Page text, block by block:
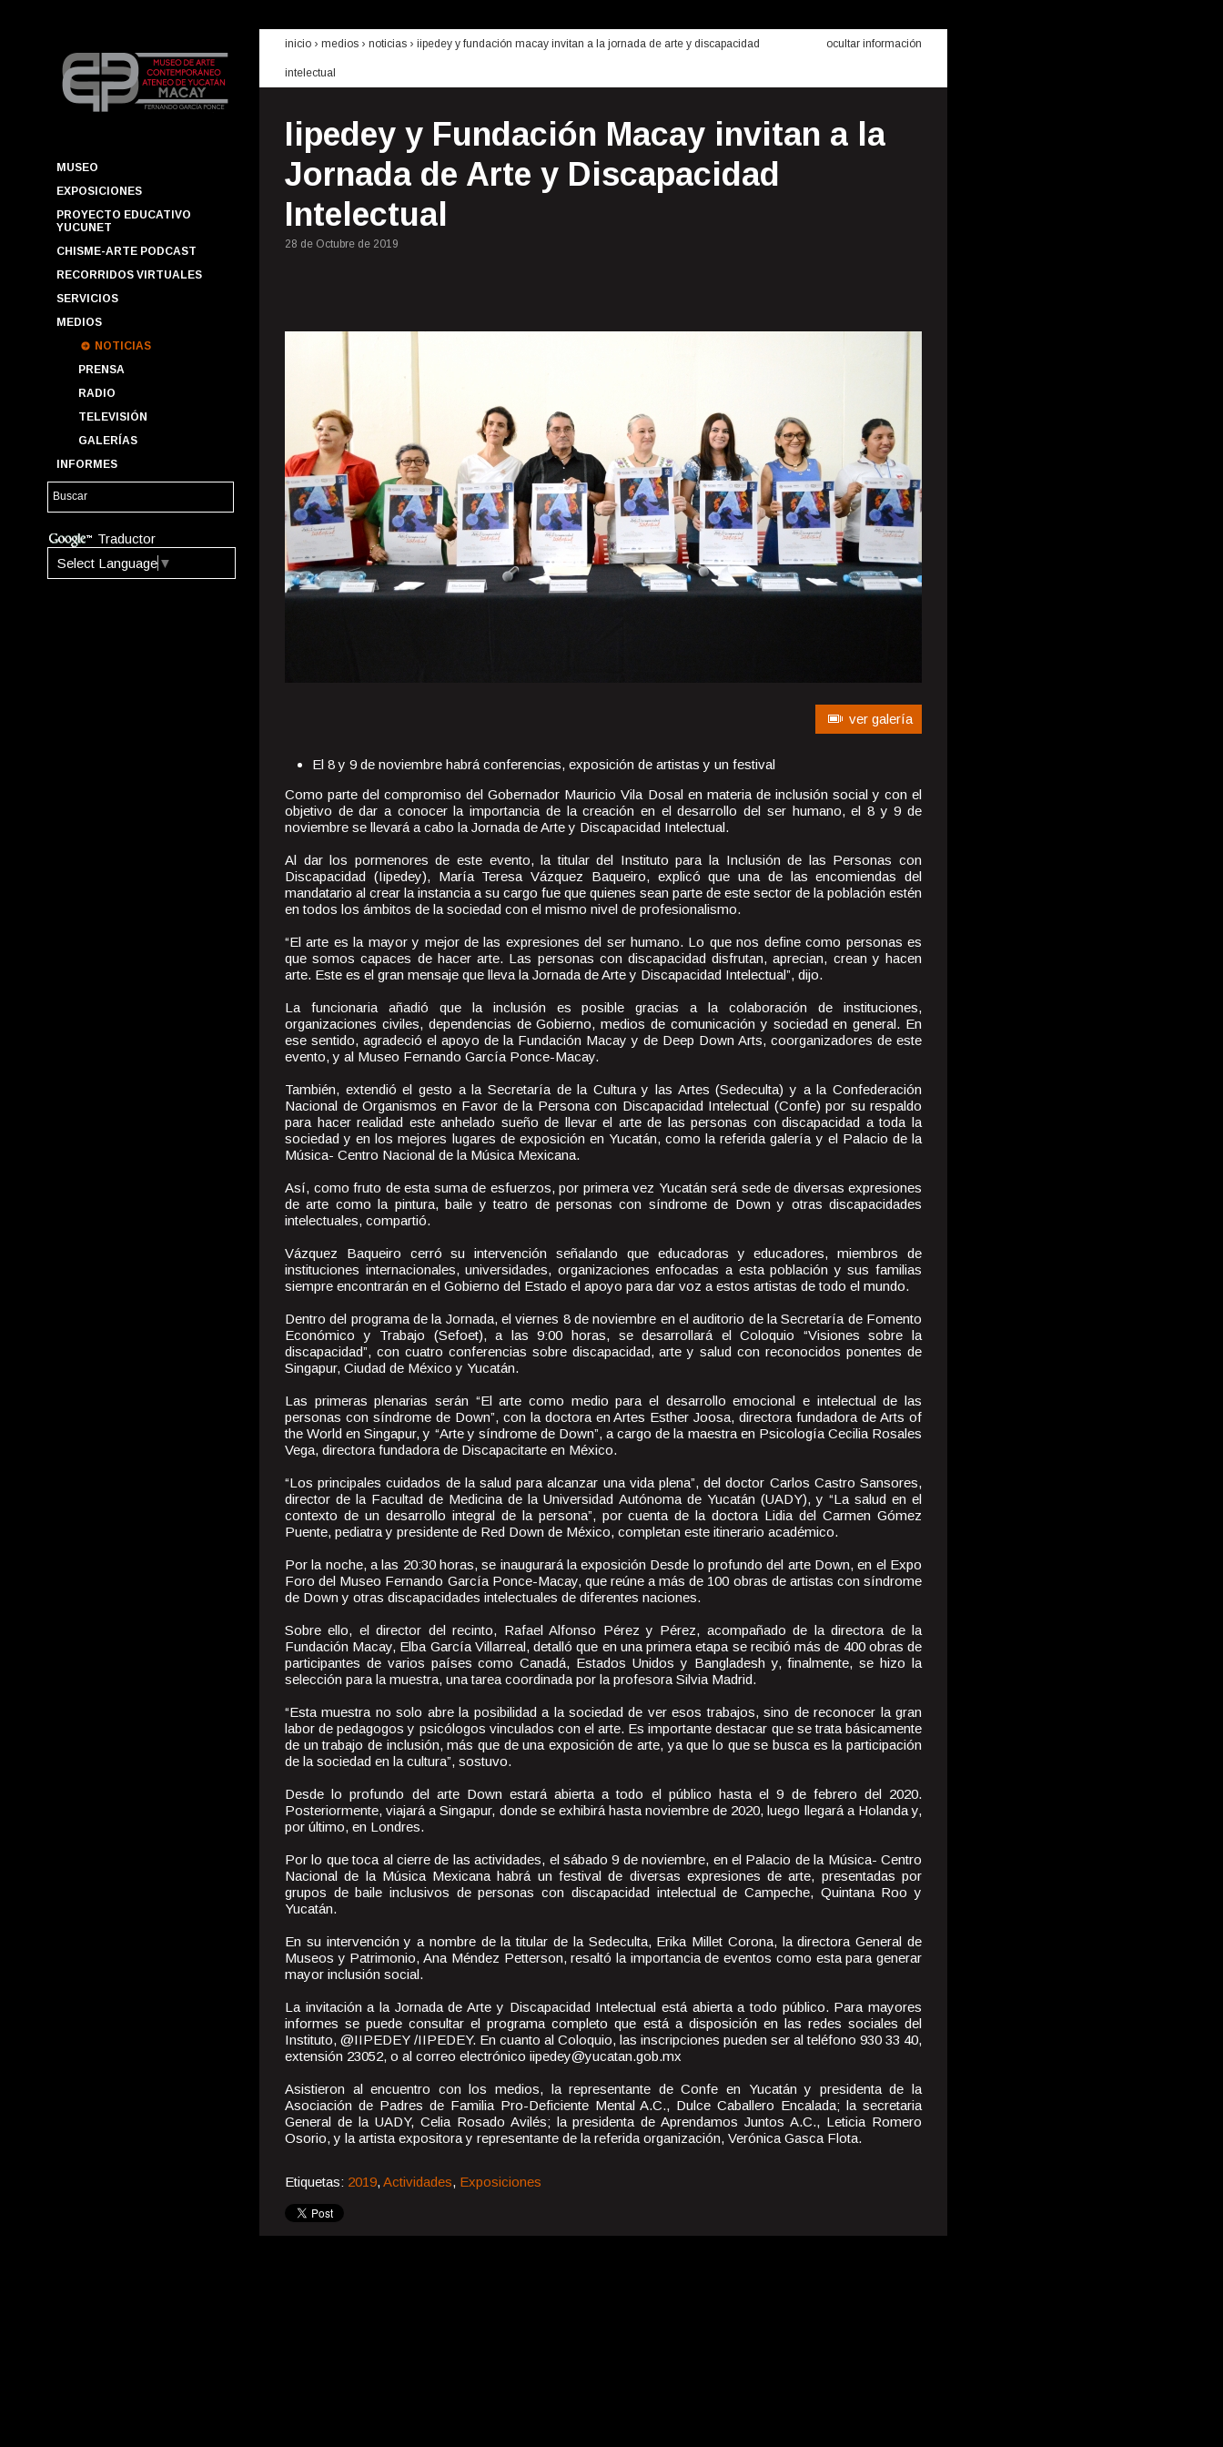
MUSEO
EXPOSICIONES
PROYECTO EDUCATIVO
YUCUNET
CHISME-ARTE PODCAST
RECORRIDOS VIRTUALES
SERVICIOS
MEDIOS
NOTICIAS
PRENSA
RADIO
TELEVISIÓN
GALERÍAS
INFORMES
Traductor
Select Language ▼
inicio › medios › noticias › iipedey y fundación macay invitan a la jornada de arte y discapacidad
intelectual
ocultar información
Iipedey y Fundación Macay invitan a la
Jornada de Arte y Discapacidad
Intelectual
28 de Octubre de 2019
ver galería
­­El 8 y 9 de noviembre habrá conferencias, exposición de artistas y un festival
Como parte del compromiso del Gobernador Mauricio Vila Dosal en materia de inclusión social y con el
objetivo de dar a conocer la importancia de la creación en el desarrollo del ser humano, el 8 y 9 de
noviembre se llevará a cabo la Jornada de Arte y Discapacidad Intelectual.
Al dar los pormenores de este evento, la titular del Instituto para la Inclusión de las Personas con
Discapacidad (Iipedey), María Teresa Vázquez Baqueiro, explicó que una de las encomiendas del
mandatario al crear la instancia a su cargo fue que quienes sean parte de este sector de la población estén
en todos los ámbitos de la sociedad con el mismo nivel de profesionalismo.
“El arte es la mayor y mejor de las expresiones del ser humano. Lo que nos define como personas es
que somos capaces de hacer arte. Las personas con discapacidad disfrutan, aprecian, crean y hacen
arte. Este es el gran mensaje que lleva la Jornada de Arte y Discapacidad Intelectual”, dijo.
La funcionaria añadió que la inclusión es posible gracias a la colaboración de instituciones,
organizaciones civiles, dependencias de Gobierno, medios de comunicación y sociedad en general. En
ese sentido, agradeció el apoyo de la Fundación Macay y de Deep Down Arts, coorganizadores de este
evento, y al Museo Fernando García Ponce-Macay.
También, extendió el gesto a la Secretaría de la Cultura y las Artes (Sedeculta) y a la Confederación
Nacional de Organismos en Favor de la Persona con Discapacidad Intelectual (Confe) por su respaldo
para hacer realidad este anhelado sueño de llevar el arte de las personas con discapacidad a toda la
sociedad y en los mejores lugares de exposición en Yucatán, como la referida galería y el Palacio de la
Música- Centro Nacional de la Música Mexicana.
Así, como fruto de esta suma de esfuerzos, por primera vez Yucatán será sede de diversas expresiones
de arte como la pintura, baile y teatro de personas con síndrome de Down y otras discapacidades
intelectuales, compartió.
Vázquez Baqueiro cerró su intervención señalando que educadoras y educadores, miembros de
instituciones internacionales, universidades, organizaciones enfocadas a esta población y sus familias
siempre encontrarán en el Gobierno del Estado el apoyo para dar voz a estos artistas de todo el mundo.
Dentro del programa de la Jornada, el viernes 8 de noviembre en el auditorio de la Secretaría de Fomento
Económico y Trabajo (Sefoet), a las 9:00 horas, se desarrollará el Coloquio “Visiones sobre la
discapacidad”, con cuatro conferencias sobre discapacidad, arte y salud con reconocidos ponentes de
Singapur, Ciudad de México y Yucatán.
Las primeras plenarias serán “El arte como medio para el desarrollo emocional e intelectual de las
personas con síndrome de Down”, con la doctora en Artes Esther Joosa, directora fundadora de Arts of
the World en Singapur, y “Arte y síndrome de Down”, a cargo de la maestra en Psicología Cecilia Rosales
Vega, directora fundadora de Discapacitarte en México.
“Los principales cuidados de la salud para alcanzar una vida plena”, del doctor Carlos Castro Sansores,
director de la Facultad de Medicina de la Universidad Autónoma de Yucatán (UADY), y “La salud en el
contexto de un desarrollo integral de la persona”, por cuenta de la doctora Lidia del Carmen Gómez
Puente, pediatra y presidente de Red Down de México, completan este itinerario académico.
Por la noche, a las 20:30 horas, se inaugurará la exposición Desde lo profundo del arte Down, en el Expo
Foro del Museo Fernando García Ponce-Macay, que reúne a más de 100 obras de artistas con síndrome
de Down y otras discapacidades intelectuales de diferentes naciones.
Sobre ello, el director del recinto, Rafael Alfonso Pérez y Pérez, acompañado de la directora de la
Fundación Macay, Elba García Villarreal, detalló que en una primera etapa se recibió más de 400 obras de
participantes de varios países como Canadá, Estados Unidos y Bangladesh y, finalmente, se hizo la
selección para la muestra, una tarea coordinada por la profesora Silvia Madrid.
“Esta muestra no solo abre la posibilidad a la sociedad de ver esos trabajos, sino de reconocer la gran
labor de pedagogos y psicólogos vinculados con el arte. Es importante destacar que se trata básicamente
de un trabajo de inclusión, más que de una exposición de arte, ya que lo que se busca es la participación
de la sociedad en la cultura”, sostuvo.
Desde lo profundo del arte Down estará abierta a todo el público hasta el 9 de febrero del 2020.
Posteriormente, viajará a Singapur, donde se exhibirá hasta noviembre de 2020, luego llegará a Holanda y,
por último, en Londres.
Por lo que toca al cierre de las actividades, el sábado 9 de noviembre, en el Palacio de la Música- Centro
Nacional de la Música Mexicana habrá un festival de diversas expresiones de arte, presentadas por
grupos de baile inclusivos de personas con discapacidad intelectual de Campeche, Quintana Roo y
Yucatán.
En su intervención y a nombre de la titular de la Sedeculta, Erika Millet Corona, la directora General de
Museos y Patrimonio, Ana Méndez Petterson, resaltó la importancia de eventos como esta para generar
mayor inclusión social.
La invitación a la Jornada de Arte y Discapacidad Intelectual está abierta a todo público. Para mayores
informes se puede consultar el programa completo que está a disposición en las redes sociales del
Instituto, @IIPEDEY /IIPEDEY. En cuanto al Coloquio, las inscripciones pueden ser al teléfono 930 33 40,
extensión 23052, o al correo electrónico iipedey@yucatan.gob.mx
Asistieron al encuentro con los medios, la representante de Confe en Yucatán y presidenta de la
Asociación de Padres de Familia Pro-Deficiente Mental A.C., Dulce Caballero Encalada; la secretaria
General de la UADY, Celia Rosado Avilés; la presidenta de Aprendamos Juntos A.C., Leticia Romero
Osorio, y la artista expositora y representante de la referida organización, Verónica Gasca Flota.
Etiquetas: 2019, Actividades, Exposiciones